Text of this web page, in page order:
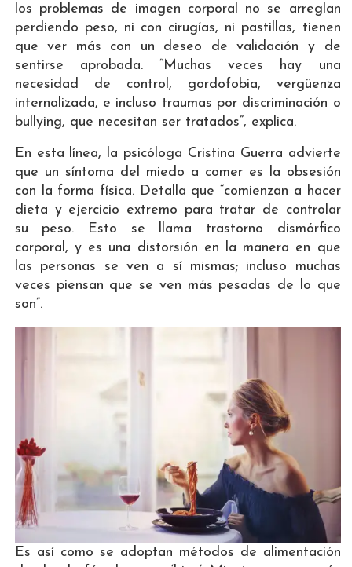
los problemas de imagen corporal no se arreglan
perdiendo peso, ni con cirugías, ni pastillas, tienen
que ver más con un deseo de validación y de
sentirse aprobada. “Muchas veces hay una
necesidad de control, gordofobia, vergüenza
internalizada, e incluso traumas por discriminación o
bullying, que necesitan ser tratados”, explica.
En esta línea, la psicóloga Cristina Guerra advierte
que un síntoma del miedo a comer es la obsesión
con la forma física. Detalla que “comienzan a hacer
dieta y ejercicio extremo para tratar de controlar
su peso. Esto se llama trastorno dismórfico
corporal, y es una distorsión en la manera en que
las personas se ven a sí mismas; incluso muchas
veces piensan que se ven más pesadas de lo que
son”.
Es así como se adoptan métodos de alimentación